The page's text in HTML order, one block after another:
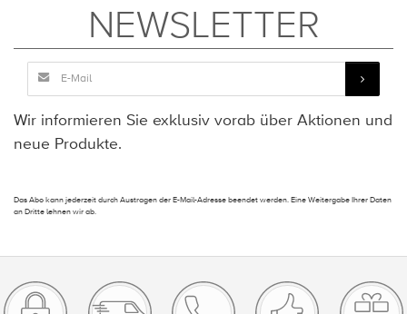
NEWSLETTER
Wir informieren Sie exklusiv vorab über Aktionen und
neue Produkte.
Das Abo kann jederzeit durch Austragen der E-Mail-Adresse beendet werden. Eine Weitergabe Ihrer Daten
an Dritte lehnen wir ab.